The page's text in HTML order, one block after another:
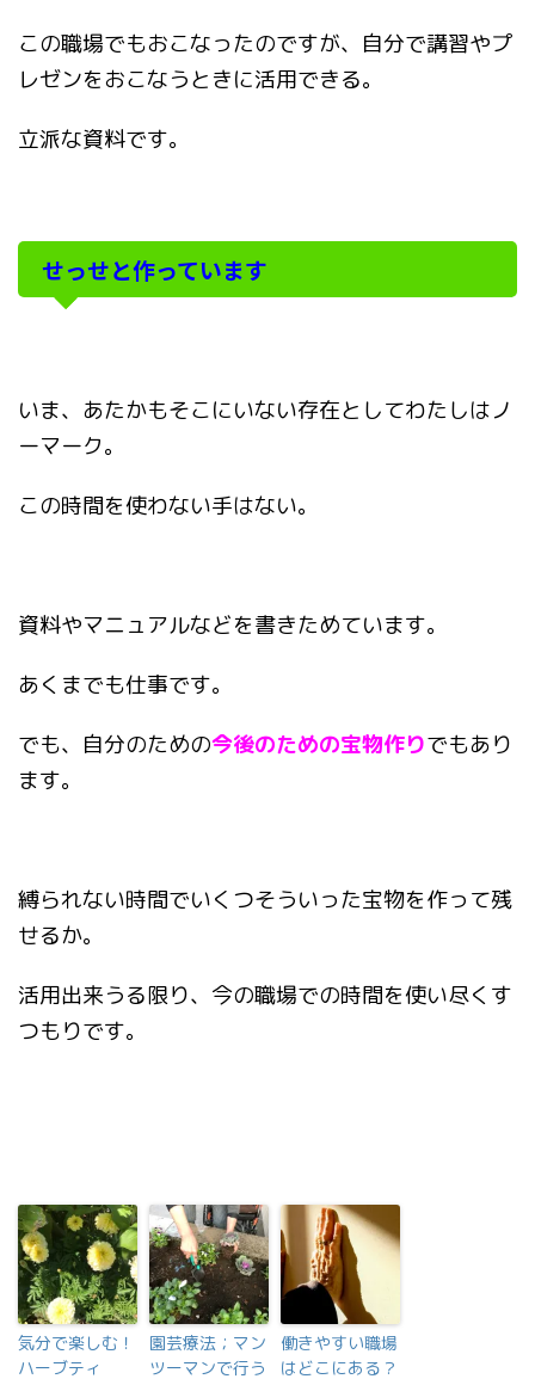
この職場でもおこなったのですが、自分で講習やプ
レゼンをおこなうときに活用できる。
立派な資料です。
せっせと作っています
いま、あたかもそこにいない存在としてわたしはノ
ーマーク。
この時間を使わない手はない。
資料やマニュアルなどを書きためています。
あくまでも仕事です。
でも、自分のための今後のための宝物作りでもあり
ます。
縛られない時間でいくつそういった宝物を作って残
せるか。
活用出来うる限り、今の職場での時間を使い尽くす
つもりです。
気分で楽しむ！
ハーブティ
園芸療法；マン
ツーマンで行う
働きやすい職場
はどこにある？